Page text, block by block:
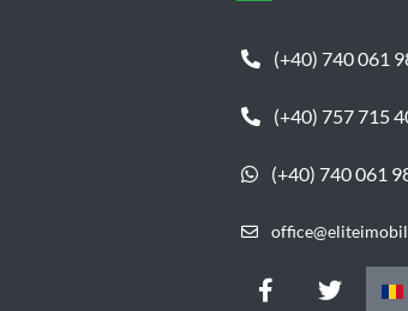
(+40) 740 061
(+40) 757 715
(+40) 740 061